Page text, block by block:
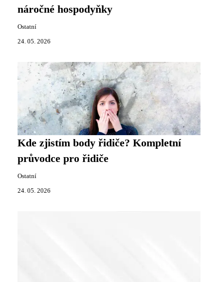
náročné hospodyňky
Ostatní
24. 05. 2026
Kde zjistím body řidiče? Kompletní
průvodce pro řidiče
Ostatní
24. 05. 2026